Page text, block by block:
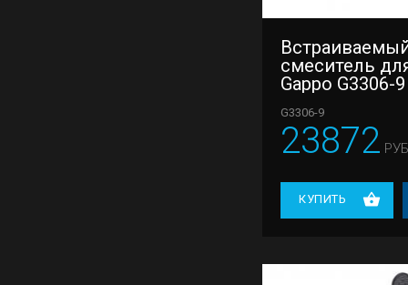
смеситель
Gappo G3306-9
G3306-9
23872
КУПИТЬ